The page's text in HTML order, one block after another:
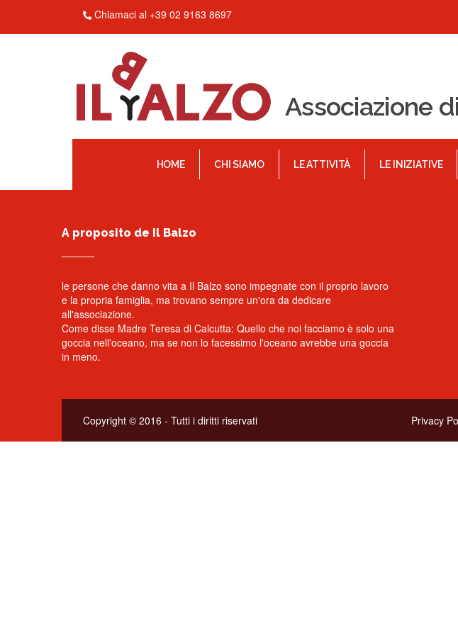
Chiamaci al +39 02 9163 8697
Associazione
HOME CHI SIAMO LE ATTIVITÀ LE INIZIATIVE
A proposito de Il Balzo
le persone che danno vita a Il Balzo sono impegnate con il proprio lavoro
e la propria famiglia, ma trovano sempre un'ora da dedicare
all'associazione.
Come disse Madre Teresa di Calcutta: Quello che noi facciamo è solo una
goccia nell'oceano, ma se non lo facessimo l'oceano avrebbe una goccia
in meno.
Copyright © 2016 - Tutti i diritti riservati Privacy